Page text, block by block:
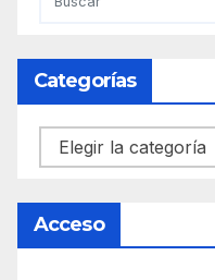
Categorías
Categorías
Acceso